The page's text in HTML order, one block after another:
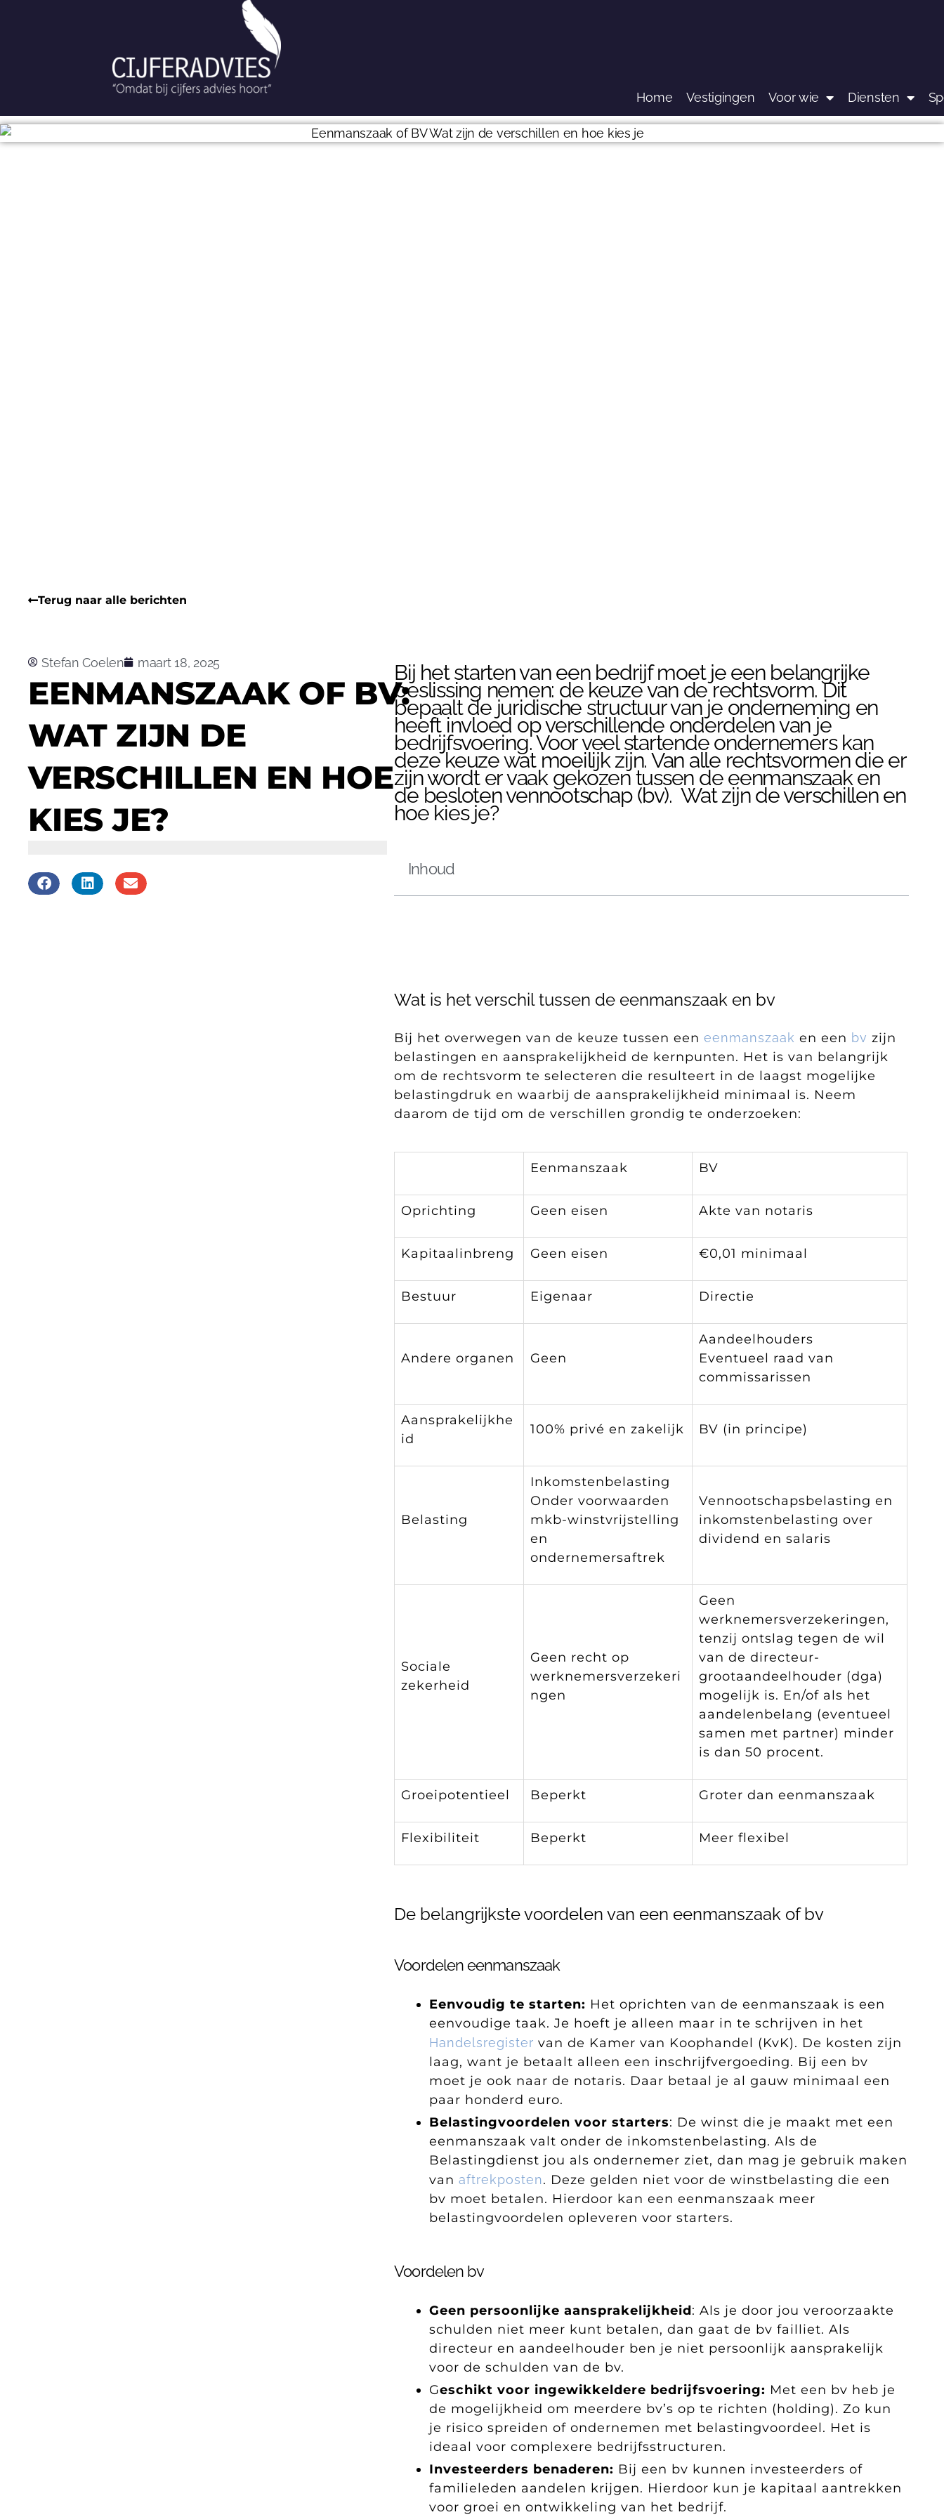
Home Vestigingen Voor wie Diensten
Terug naar alle berichten
Stefan Coelen maart 18, 2025
EENMANSZAAK OF BV:
WAT ZIJN DE
VERSCHILLEN EN HOE
KIES JE?
Bij het starten van een bedrijf moet je een belangrijke
beslissing nemen: de keuze van de rechtsvorm. Dit
bepaalt de juridische structuur van je onderneming en
heeft invloed op verschillende onderdelen van je
bedrijfsvoering. Voor veel startende ondernemers kan
deze keuze wat moeilijk zijn. Van alle rechtsvormen die er
zijn wordt er vaak gekozen tussen de eenmanszaak en
de besloten vennootschap (bv). Wat zijn de verschillen en
hoe kies je?
Inhoud
Wat is het verschil tussen de eenmanszaak en bv
Bij het overwegen van de keuze tussen eeneenmanszaak en een bv zijn
belastingen en aansprakelijkheid de kernpunten. Het is van belangrijk
om de rechtsvorm te selecteren die resulteert in de laagst mogelijke
belastingdruk en waarbij de aansprakelijkheid minimaal is. Neem
daarom de tijd om de verschillen grondig te onderzoeken:
Eenmanszaak BV
Oprichting Geen eisen Akte van notaris
Kapitaalinbreng Geen eisen €0,01 minimaal
Bestuur Eigenaar Directie
Andere organen Geen
Aandeelhouders
Eventueel raad van
commissarissen
Aansprakelijkhe
id
100% privé en zakelijk BV (in principe)
Belasting
Inkomstenbelasting
Onder voorwaarden
mkb-winstvrijstelling
en
ondernemersaftrek
Vennootschapsbelasting en
inkomstenbelasting over
dividend en salaris
Sociale
zekerheid
Geen recht op
werknemersverzekeri
ngen
Geen
werknemersverzekeringen,
tenzij ontslag tegen de wil
van de directeur-
grootaandeelhouder (dga)
mogelijk is. En/of als het
aandelenbelang (eventueel
samen met partner) minder
is dan 50 procent.
Groeipotentieel Beperkt Groter dan eenmanszaak
Flexibiliteit Beperkt Meer flexibel
De belangrijkste voordelen van een eenmanszaak of bv
Voordelen eenmanszaak
Eenvoudig te starten: Het oprichten van de eenmanszaak is een
eenvoudige taak. Je hoeft je alleen maar in te schrijven in het
Handelsregister van de Kamer van Koophandel (KvK). De kosten zijn
laag, want je betaalt alleen een inschrijfvergoeding. Bij een bv
moet je ook naar de notaris. Daar betaal je al gauw minimaal een
paar honderd euro.
Belastingvoordelen voor starters: De winst die je maakt met een
eenmanszaak valt onder de inkomstenbelasting. Als de
Belastingdienst jou als ondernemer ziet, dan mag je gebruik maken
vanaftrekposten. Deze gelden niet voor de winstbelasting die een
bv moet betalen. Hierdoor kan een eenmanszaak meer
belastingvoordelen opleveren voor starters.
Voordelen bv
Geen persoonlijke aansprakelijkheid: Als je door jou veroorzaakte
schulden niet meer kunt betalen, dan gaat de bv failliet. Als
directeur en aandeelhouder ben je niet persoonlijk aansprakelijk
voor de schulden van de bv.
Geschikt voor ingewikkeldere bedrijfsvoering: Met een bv heb je
de mogelijkheid om meerdere bv’s op te richten (holding). Zo kun
je risico spreiden of ondernemen met belastingvoordeel. Het is
ideaal voor complexere bedrijfsstructuren.
Investeerders benaderen: Bij een bv kunnen investeerders of
familieleden aandelen krijgen. Hierdoor kun je kapitaal aantrekken
voor groei en ontwikkeling van het bedrijf.